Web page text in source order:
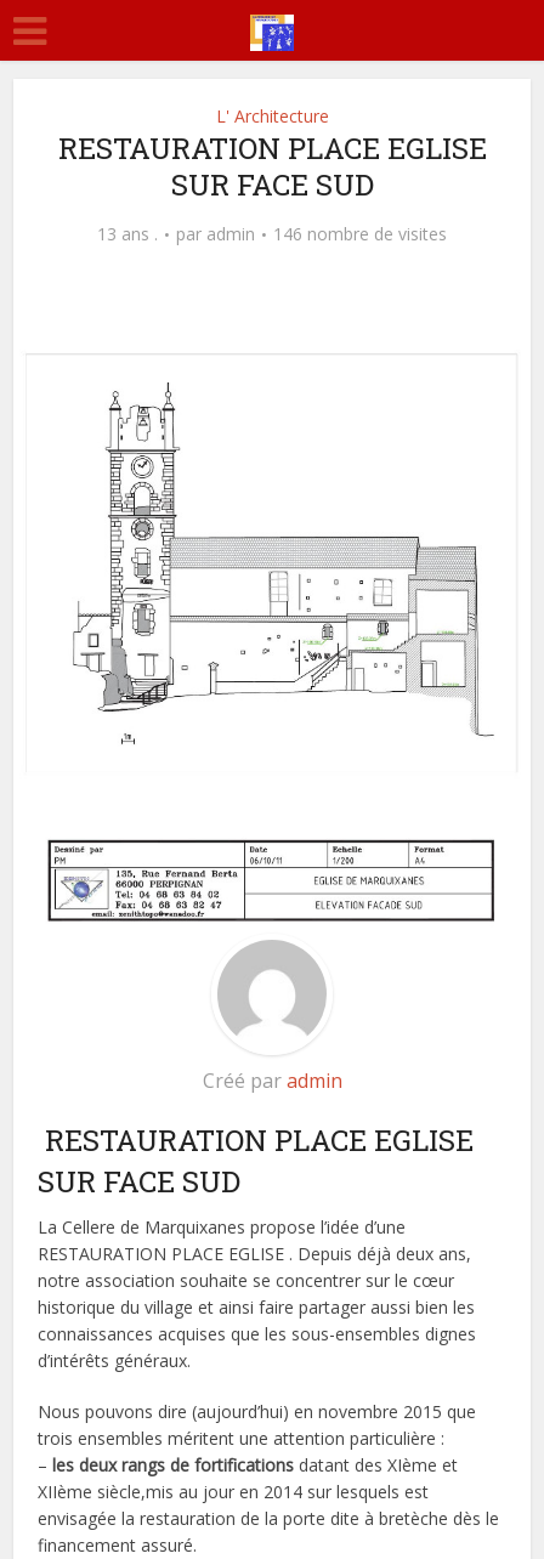
L' Architecture
RESTAURATION PLACE EGLISE
SUR FACE SUD
13 ans . par admin 146 nombre de visites
Créé paradmin
RESTAURATION PLACE EGLISE
SUR FACE SUD
La Cellere de Marquixanes propose l’idée d’une
RESTAURATION PLACE EGLISE . Depuis déjà deux ans,
notre association souhaite se concentrer sur le cœur
historique du village et ainsi faire partager aussi bien les
connaissances acquises que les sous-ensembles dignes
d’intérêts généraux.
Nous pouvons dire (aujourd’hui) en novembre 2015 que
trois ensembles méritent une attention particulière :
– les deux rangs de fortifications datant des XIème et
XIIème siècle,mis au jour en 2014 sur lesquels est
envisagée la restauration de la porte dite à bretèche dès le
financement assuré.